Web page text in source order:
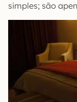
simples; são